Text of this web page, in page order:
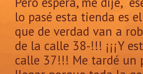
lo pasé esta tienda es
que de verdad van a
de la calle 38-!!! ¡¡¡Y
calle 37!!! Me tardé un